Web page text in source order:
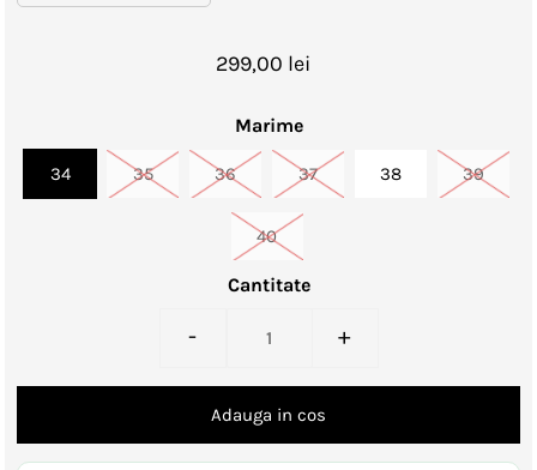
299,00 lei
Marime
34 35 36 37 38 39
40
Cantitate
- +